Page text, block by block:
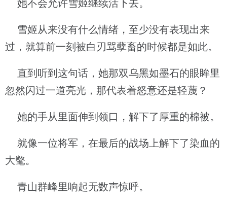
她不会允许雪姬继续活下去。
雪姬从来没有什么情绪，至少没有表现出来
过，就算前一刻被白刃骂孽畜的时候都是如此。
直到听到这句话，她那双乌黑如墨石的眼眸里
忽然闪过一道亮光，那代表着怒意还是轻蔑？
她的手从里面伸到领口，解下了厚重的棉被。
就像一位将军，在最后的战场上解下了染血的
大氅。
青山群峰里响起无数声惊呼。